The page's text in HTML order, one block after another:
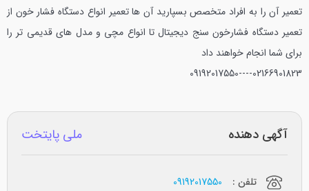
تعمیر آن را به افراد متخصص بسپارید آن ها تعمیر انواع دستگاه فشار خون از
تعمیر دستگاه فشارخون سنج دیجیتال تا انواع مچی و مدل های قدیمی تر را
برای شما انجام خواهند داد
02166901823----09192017550
آگهی دهنده ملی پایتخت
تلفن :
09192017550